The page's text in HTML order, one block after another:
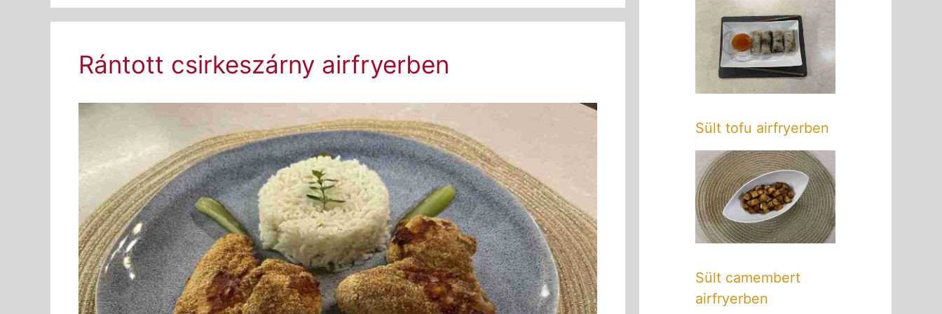
Rántott csirkeszárny airfryerben
Sült tofu airfryerben
Sült camembert
airfryerben